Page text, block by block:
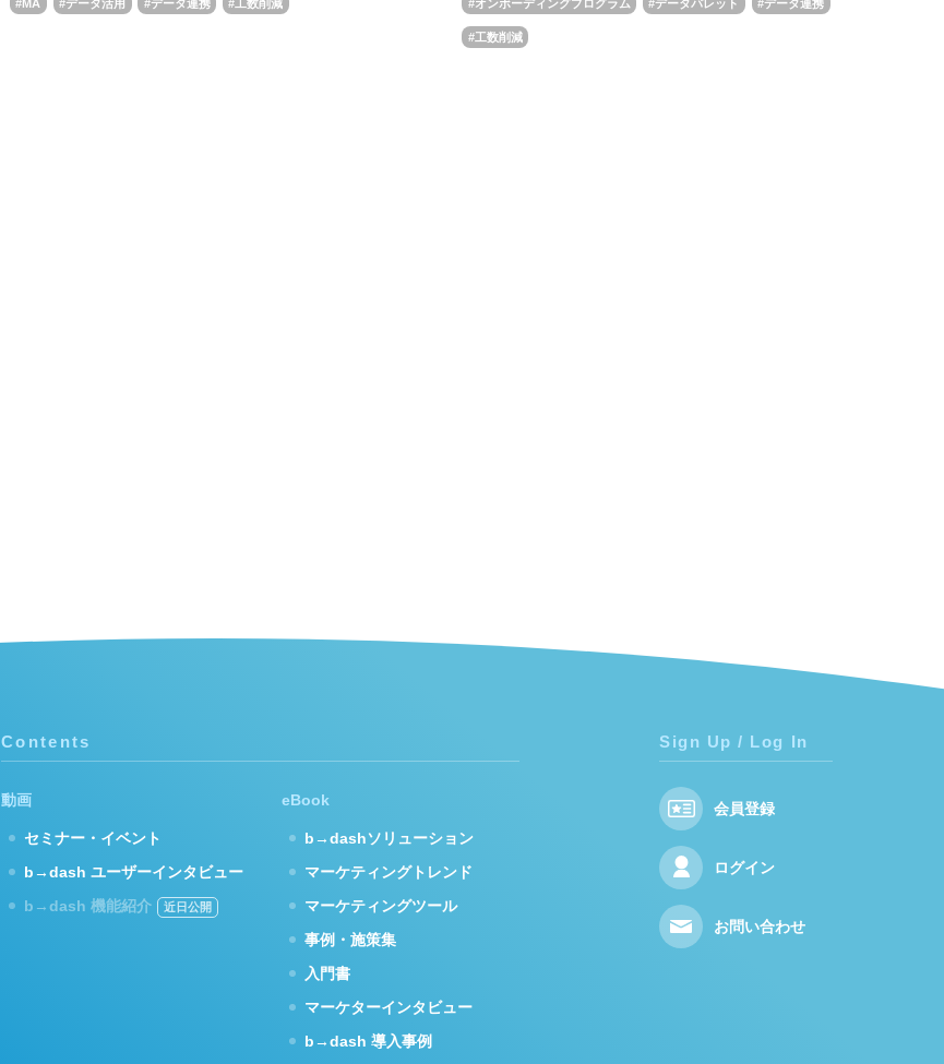
MA データ活用 データ連携 工数削減 オンボーディングプログラム データパレット データ連携
工数削減
Contents
動画
セミナー・イベント
b→dash ユーザーインタビュー
b→dash 機能紹介
eBook
b→dashソリューション
マーケティングトレンド
マーケティングツール
事例・施策集
入門書
マーケターインタビュー
b→dash 導入事例
Sign Up / Log In
会員登録
ログイン
お問い合わせ